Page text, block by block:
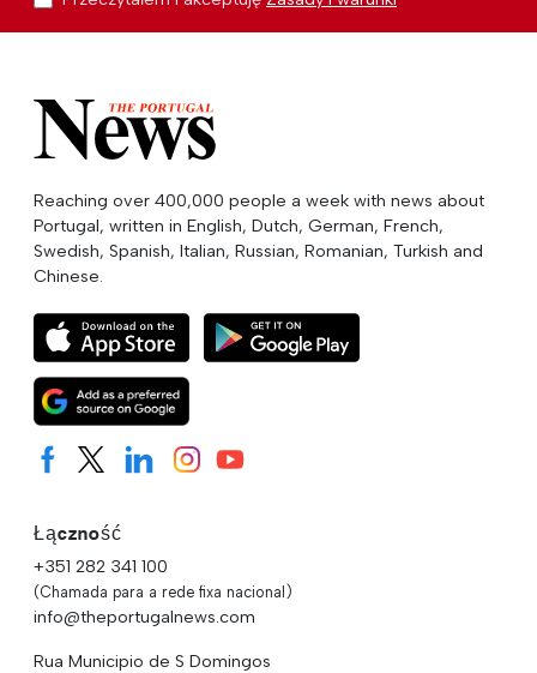
Reaching over 400,000 people a week with news about
Portugal, written in English, Dutch, German, French,
Swedish, Spanish, Italian, Russian, Romanian, Turkish and
Chinese.
Łączność
+351 282 341 100
(Chamada para a rede fixa nacional)
info@theportugalnews.com
Rua Municipio de S Domingos